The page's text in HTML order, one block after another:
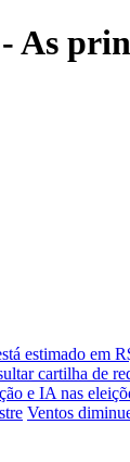
As
estimado em
cartilha de
e IA nas
Ventos